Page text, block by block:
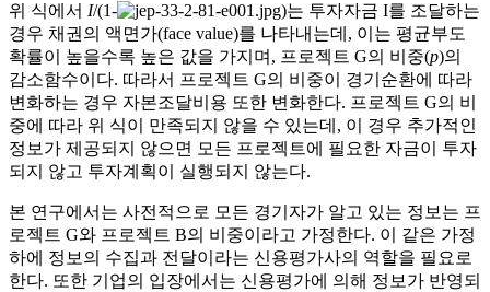
위 식에서 I/(1-
)는 투자자금 I를 조달하는
경우 채권의 액면가(face value)를 나타내는데, 이는 평균부도
확률이 높을수록 높은 값을 가지며, 프로젝트 G의 비중(p)의
감소함수이다. 따라서 프로젝트 G의 비중이 경기순환에 따라
변화하는 경우 자본조달비용 또한 변화한다. 프로젝트 G의 비
중에 따라 위 식이 만족되지 않을 수 있는데, 이 경우 추가적인
정보가 제공되지 않으면 모든 프로젝트에 필요한 자금이 투자
되지 않고 투자계획이 실행되지 않는다.
본 연구에서는 사전적으로 모든 경기자가 알고 있는 정보는 프
로젝트 G와 프로젝트 B의 비중이라고 가정한다. 이 같은 가정
하에 정보의 수집과 전달이라는 신용평가사의 역할을 필요로
한다. 또한 기업의 입장에서는 신용평가에 의해 정보가 반영되